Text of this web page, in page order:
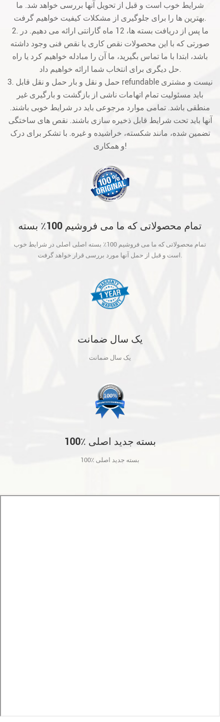
شرایط خوب است و قبل از تحویل آنها بررسی خواهد شد. ما
بهترین ها را برای جلوگیری از مشکلات کیفیت خواهیم گرفت.
2. ما پس از دریافت بسته ها، 12 ماه گارانتی ارائه می دهیم. در
صورتی که با این محصولات نقص کاری یا نقص فنی وجود داشته
باشد، ابتدا با ما تماس بگیرید، ما آن را مبادله خواهیم کرد یا راه
حل دیگری برای انتخاب شما ارائه خواهیم داد.
3. حمل و نقل و بار حمل و نقل قابل refundable نیست و مشتری
باید مسئولیت تمام اتهامات ناشی از بازگشت و بارگیری غیر
منطقی باشد. تمامی موارد مرجوعی باید در شرایط خوبی باشند.
آنها باید تحت شرایط قابل ذخیره سازی باشند. نقص های ساختگی
تضمین شده، مانند شکسته، خراشیده و غیره. با تشکر برای درک
و همکاری!
تمام محصولاتی که ما می فروشیم 100٪ بسته
آنها مورد بررسی قرار خواهد گرفت.
تمام محصولاتی که ما می فروشیم 100٪ بسته اصلی اصلی در شرایط خوب
است و قبل از حمل آنها مورد بررسی قرار خواهد گرفت.
یک سال ضمانت
یک سال ضمانت
100٪ بسته جدید اصلی
100٪ بسته جدید اصلی